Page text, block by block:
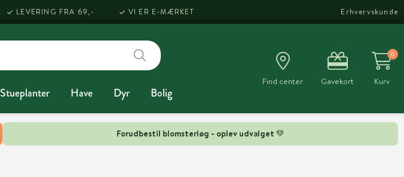
Forudbestil blomsterløg - oplev udvalget 💚
LEVERING FRA 69,- VI ER E-MÆRKET Erhvervskunde
Stueplanter Have Dyr Bolig
Find center Gavekort
0
Kurv